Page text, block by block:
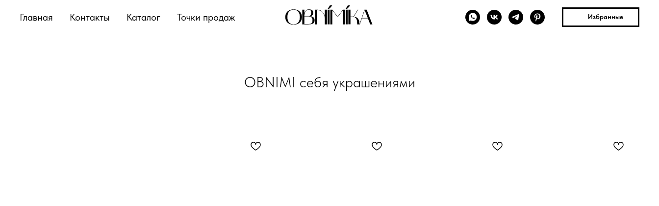
Главная Контакты Каталог Точки продаж Избранные
OBNIMI себя украшениями